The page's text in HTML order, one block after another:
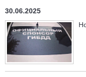
30.06.2025